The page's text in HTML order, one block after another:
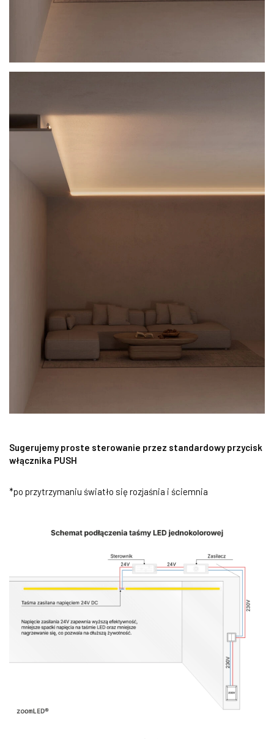
Sugerujemy proste sterowanie przez standardowy przycisk
włącznika PUSH
*po przytrzymaniu światło się rozjaśnia i ściemnia